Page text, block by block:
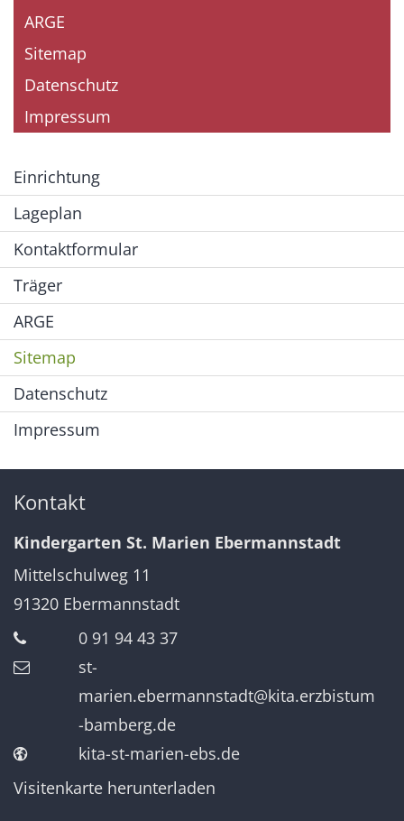
ARGE
Sitemap
Datenschutz
Impressum
Einrichtung
Lageplan
Kontaktformular
Träger
ARGE
Sitemap
Datenschutz
Impressum
Kontakt
Kindergarten St. Marien Ebermannstadt
Mittelschulweg 11
91320 Ebermannstadt
0 91 94 43 37
st-
marien.ebermannstadt@kita.erzbistum
-bamberg.de
kita-st-marien-ebs.de
Visitenkarte herunterladen